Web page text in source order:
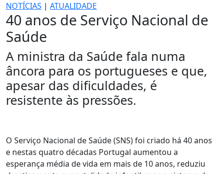
NOTÍCIAS | ATUALIDADE
40 anos de Serviço Nacional de
Saúde
A ministra da Saúde fala numa
âncora para os portugueses e que,
apesar das dificuldades, é
resistente às pressões.
O Serviço Nacional de Saúde (SNS) foi criado há 40 anos
e nestas quatro décadas Portugal aumentou a
esperança média de vida em mais de 10 anos, reduziu